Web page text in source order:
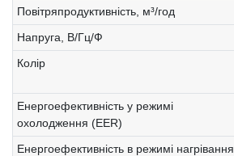
Повітряпродуктивність, м³/год
Напруга, В/Гц/Ф
Колір
Енергоефективність у режимі
охолодження (EER)
Енергоефективність в режимі нагрівання